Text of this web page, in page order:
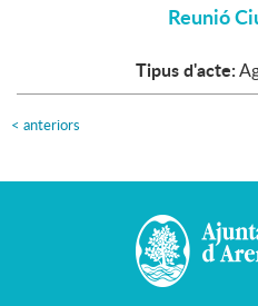
Reunió
Tipus d'acte:
< anteriors